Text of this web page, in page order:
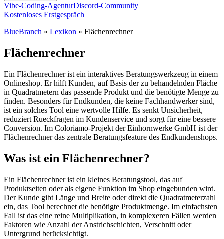
Vibe-Coding-AgenturDiscord-Community
Kostenloses Erstgespräch
BlueBranch » Lexikon » Flä­chen­rech­ner
Flä­chen­rech­ner
Ein Flächenrechner ist ein interaktives Beratungswerkzeug in einem
Onlineshop. Er hilft Kunden, auf Basis der zu behandelnden Fläche
in Quadratmetern das passende Produkt und die benötigte Menge zu
finden. Besonders für Endkunden, die keine Fachhandwerker sind,
ist ein solches Tool eine wertvolle Hilfe. Es senkt Unsicherheit,
reduziert Rueckfragen im Kundenservice und sorgt für eine bessere
Conversion. Im Coloriamo-Projekt der Einhornwerke GmbH ist der
Flächenrechner das zentrale Beratungsfeature des Endkundenshops.
Was ist ein Flächenrechner?
Ein Flächenrechner ist ein kleines Beratungstool, das auf
Produktseiten oder als eigene Funktion im Shop eingebunden wird.
Der Kunde gibt Länge und Breite oder direkt die Quadratmeterzahl
ein, das Tool berechnet die benötigte Produktmenge. Im einfachsten
Fall ist das eine reine Multiplikation, in komplexeren Fällen werden
Faktoren wie Anzahl der Anstrichschichten, Verschnitt oder
Untergrund berücksichtigt.